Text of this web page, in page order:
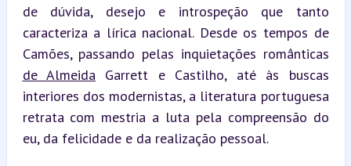
de dúvida, desejo e introspeção que tanto
caracteriza a lírica nacional. Desde os tempos de
de Almeida Garrett e Castilho, até às buscas
interiores dos modernistas, a literatura portuguesa
retrata com mestria a luta pela compreensão do
eu, da felicidade e da realização pessoal.